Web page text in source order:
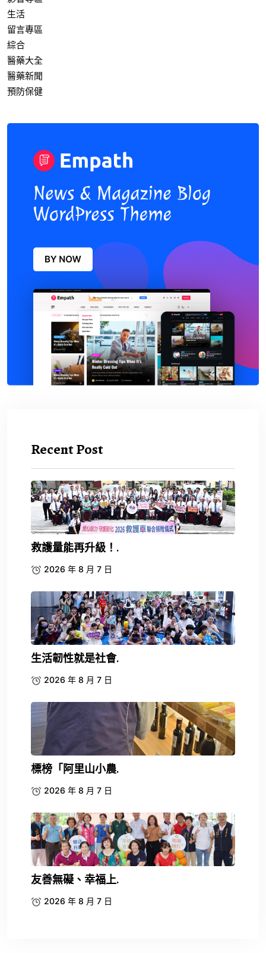
生活
留言專區
綜合
醫藥大全
醫藥新聞
預防保健
Recent Post
救護量能再升級！.
2026 年 8 月 7 日
生活韌性就是社會.
2026 年 8 月 7 日
標榜「阿里山小農.
2026 年 8 月 7 日
友善無礙、幸福上.
2026 年 8 月 7 日